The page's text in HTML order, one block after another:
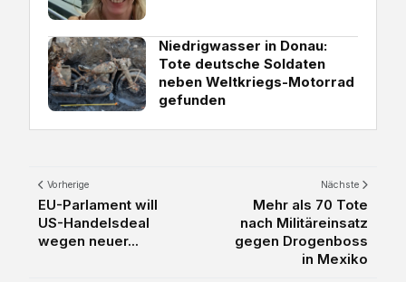
Niedrigwasser in Donau:
Tote deutsche Soldaten
neben Weltkriegs-Motorrad
gefunden
Vorherige
EU-Parlament will
US-Handelsdeal
wegen neuer...
Nächste
Mehr als 70 Tote
nach Militäreinsatz
gegen Drogenboss
in Mexiko